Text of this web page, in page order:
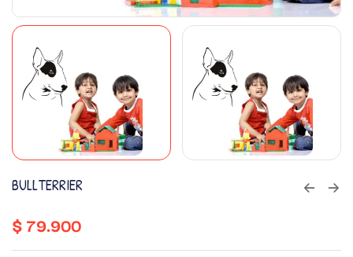
BULLTERRIER
$79.900